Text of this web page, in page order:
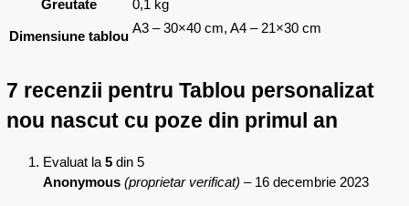
Greutate 0,1 kg
Dimensiune tablou
A3 – 30×40 cm, A4 – 21×30 cm
7 recenzii pentru Tablou personalizat
nou nascut cu poze din primul an
Evaluat la 5 din 5
Anonymous (proprietar verificat) – 16 decembrie 2023